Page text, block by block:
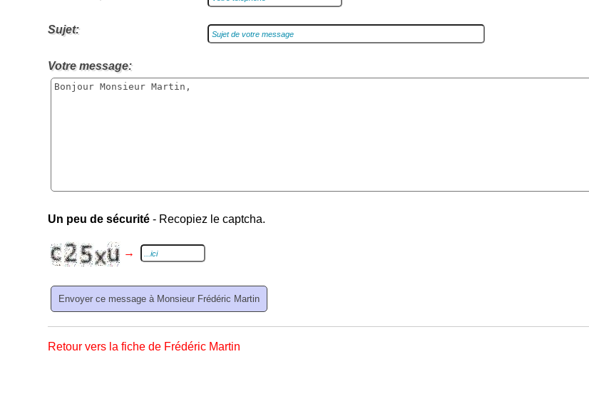
Sujet:
Votre message:
Un peu de sécurité - Recopiez le captcha.
→
Retour vers la fiche de Frédéric Martin